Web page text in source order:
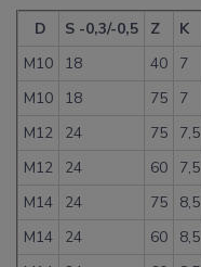
D S -0,3/-0,5 Z K
M10
18 40 7
M10
18 75 7
M12
24 75 7,5
M12
24 60 7,5
M14
24 75 8,5
M14
24 60 8,5